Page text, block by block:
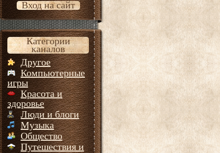
Вход на сайт
Категории
каналов
Другое
Компьютерные
игры
Красота и
здоровье
Люди и блоги
Музыка
Общество
Путешествия и